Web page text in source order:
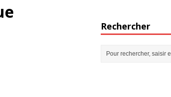
Rechercher